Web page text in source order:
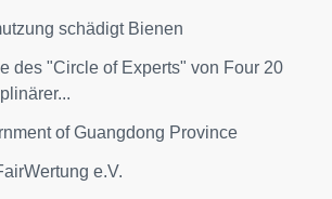
schädigt Bienen
des "Circle of Experts" von Four 20
of Guangdong Province
e.V.